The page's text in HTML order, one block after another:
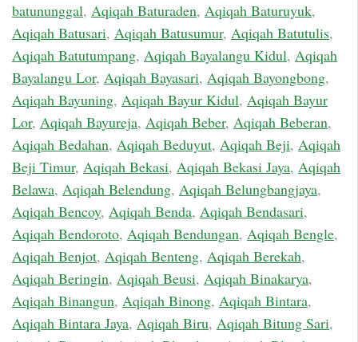
batununggal, Aqiqah Baturaden, Aqiqah Baturuyuk,
Aqiqah Batusari, Aqiqah Batusumur, Aqiqah Batutulis,
Aqiqah Batutumpang, Aqiqah Bayalangu Kidul, Aqiqah
Bayalangu Lor, Aqiqah Bayasari, Aqiqah Bayongbong,
Aqiqah Bayuning, Aqiqah Bayur Kidul, Aqiqah Bayur
Lor, Aqiqah Bayureja, Aqiqah Beber, Aqiqah Beberan,
Aqiqah Bedahan, Aqiqah Beduyut, Aqiqah Beji, Aqiqah
Beji Timur, Aqiqah Bekasi, Aqiqah Bekasi Jaya, Aqiqah
Belawa, Aqiqah Belendung, Aqiqah Belungbangjaya,
Aqiqah Bencoy, Aqiqah Benda, Aqiqah Bendasari,
Aqiqah Bendoroto, Aqiqah Bendungan, Aqiqah Bengle,
Aqiqah Benjot, Aqiqah Benteng, Aqiqah Berekah,
Aqiqah Beringin, Aqiqah Beusi, Aqiqah Binakarya,
Aqiqah Binangun, Aqiqah Binong, Aqiqah Bintara,
Aqiqah Bintara Jaya, Aqiqah Biru, Aqiqah Bitung Sari,